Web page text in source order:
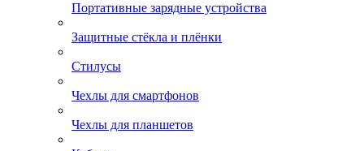
Портативные зарядные устройства
Защитные стёкла и плёнки
Стилусы
Чехлы для смартфонов
Чехлы для планшетов